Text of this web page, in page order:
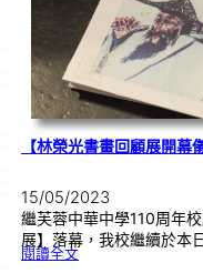
展目
标
》
和
平
【林榮光書畫回顧展開幕
15/05/2023
繼芙蓉中華中學110周年
展】落幕，我校繼續於
閱讀全文:【